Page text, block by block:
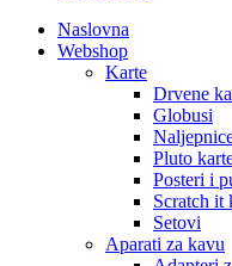
Naslovna
Webshop
Karte
Drvene
Globusi
Pluto
Posteri i
Scratch it
Setovi
Aparati za kavu